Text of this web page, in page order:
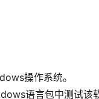
操作系统。
语言包中测试该